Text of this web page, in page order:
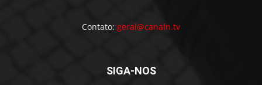
Contato: geral@canaln.tv
SIGA-NOS